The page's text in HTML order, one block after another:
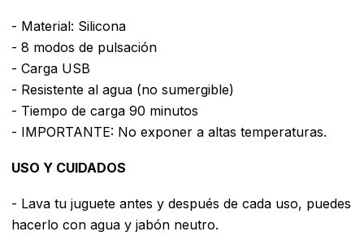
- Material: Silicona
- 8 modos de pulsación
- Carga USB
- Resistente al agua (no sumergible)
- Tiempo de carga 90 minutos
- IMPORTANTE: No exponer a altas temperaturas.
USO Y CUIDADOS
- Lava tu juguete antes y después de cada uso, puedes
hacerlo con agua y jabón neutro.